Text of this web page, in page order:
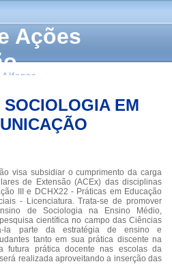
Ações
SOCIOLOGIA EM
visa subsidiar o cumprimento da carga
de Extensão (ACEx) das disciplinas
III e DCHX22 - Práticas em Educação
- Licenciatura. Trata-se de promover
de Sociologia na Ensino Médio,
científica no campo das Ciências
la parte da estratégia de ensino e
tanto em sua prática discente na
futura prática docente nas escolas da
realizada aproveitando a inserção das